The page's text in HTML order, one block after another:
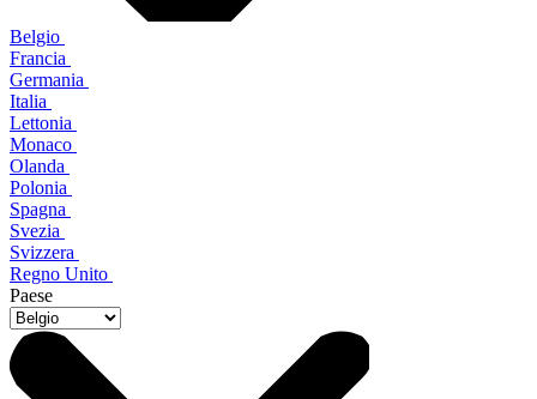
Belgio
Francia
Germania
Italia
Lettonia
Monaco
Olanda
Polonia
Spagna
Svezia
Svizzera
Regno Unito
Paese